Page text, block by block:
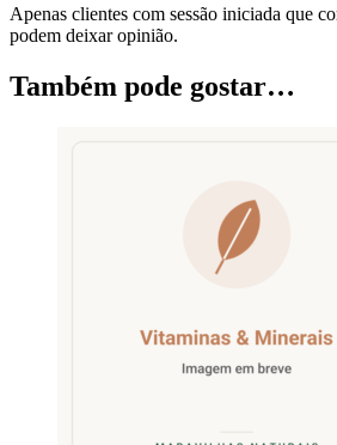
Apenas clientes com sessão iniciada que
podem deixar opinião.
Também pode gostar…